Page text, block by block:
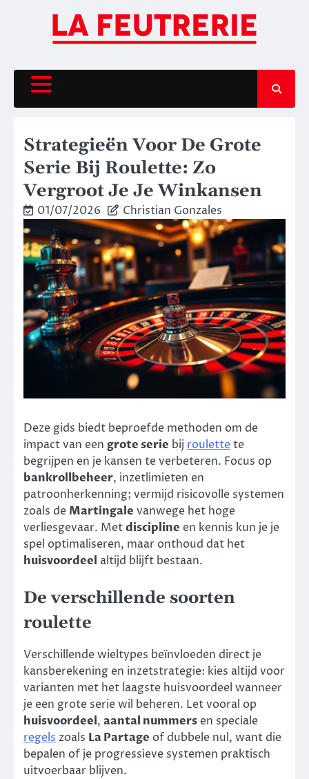
Strategieën Voor De Grote
Serie Bij Roulette: Zo
Vergroot Je Je Winkansen
01/07/2026 Christian Gonzales
Deze gids biedt beproefde methoden om de
impact van een grote serie bij roulette te
begrijpen en je kansen te verbeteren. Focus op
bankrollbeheer, inzetlimieten en
patroonherkenning; vermijd risicovolle systemen
zoals de Martingale vanwege het hoge
verliesgevaar. Metdiscipline en kennis kun je je
spel optimaliseren, maar onthoud dat het
huisvoordeel altijd blijft bestaan.
De verschillende soorten
roulette
Verschillende wieltypes beïnvloeden direct je
kansberekening en inzetstrategie: kies altijd voor
varianten met het laagste huisvoordeel wanneer
je een grote serie wil beheren. Let vooral op
huisvoordeel, aantal nummers en speciale
regels zoals La Partage of dubbele nul, want die
bepalen of je progressieve systemen praktisch
uitvoerbaar blijven.